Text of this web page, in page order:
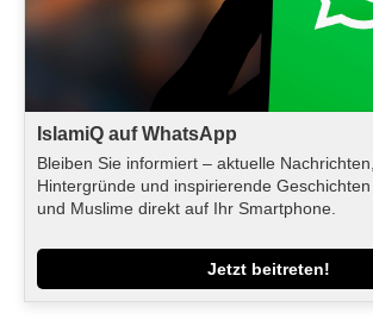
IslamiQ auf WhatsApp
Bleiben Sie informiert – aktuelle
Hintergründe und inspirierende
und Muslime direkt auf Ihr Smartphone.
Jetzt beitreten!